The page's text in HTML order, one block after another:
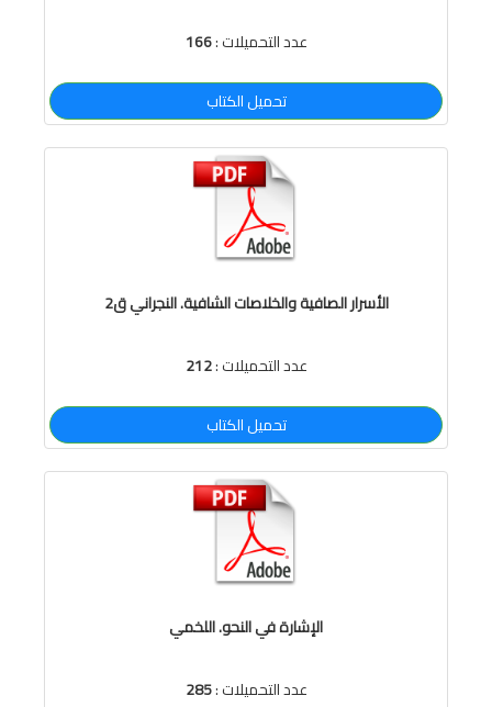
عدد التحميلات :166
تحميل الكتاب
الأسرار الصافية والخلاصات الشافية. النجراني ق2
عدد التحميلات :212
تحميل الكتاب
الإشارة في النحو. اللخمي
عدد التحميلات :285